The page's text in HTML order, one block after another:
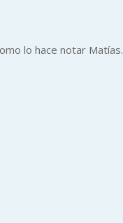
lo hace notar Matías.